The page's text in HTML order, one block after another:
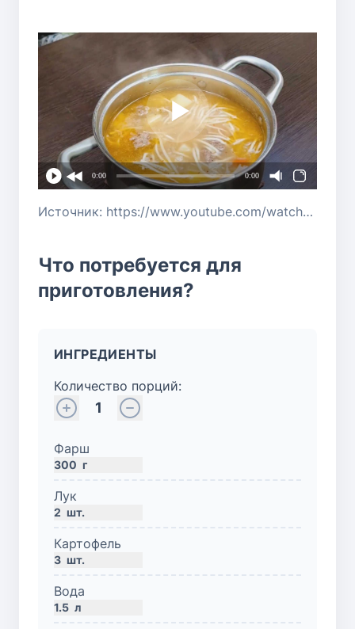
0:00 0:00
Источник: https://www.youtube.com/watch?v=MKiBYuTRJ5g
Что потребуется для
приготовления?
ИНГРЕДИЕНТЫ
Количество порций:
1
Фарш
300 г
Лук
2 шт.
Картофель
3 шт.
Вода
1.5 л